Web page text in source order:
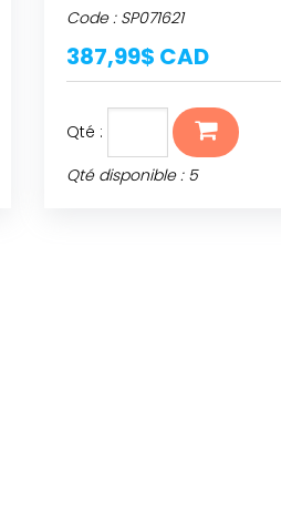
Code : SP071621
387,99$ CAD
Qté :
Qté disponible : 5